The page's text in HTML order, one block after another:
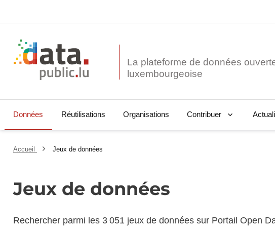
La plateforme de données
Données Réutilisations Organisations Contribuer
Accueil Jeux de données
Jeux de données
Rechercher parmi les 3 051 jeux de données sur Portail Open